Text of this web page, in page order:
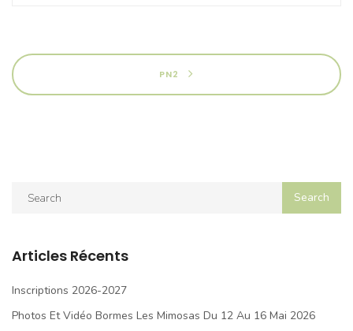
PN2
Articles Récents
Inscriptions 2026-2027
Photos Et Vidéo Bormes Les Mimosas Du 12 Au 16 Mai 2026